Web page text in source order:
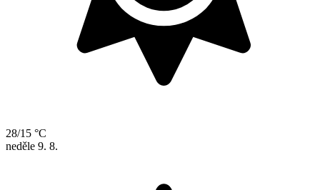
28/15 °C
neděle 9. 8.